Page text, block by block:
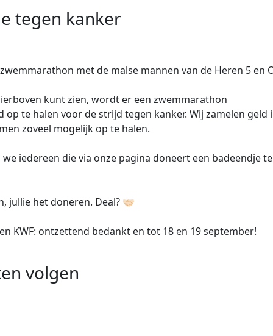
tegen kanker
met de malse mannen van de Heren 5 en
kunt zien, wordt er een zwemmarathon
op te halen voor de strijd tegen kanker. Wij zamelen geld
zoveel mogelijk op te halen.
iedereen die via onze pagina doneert een badeendje te
het doneren. Deal? 🤝🏻
KWF: ontzettend bedankt en tot 18 en 19 september!
volgen